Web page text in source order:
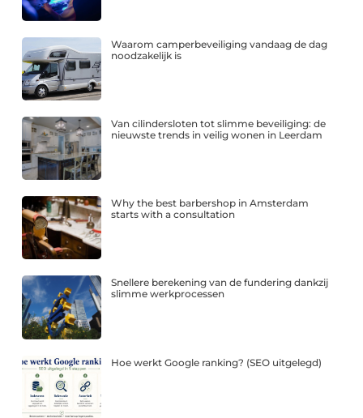
Waarom camperbeveiliging vandaag de dag
noodzakelijk is
Van cilindersloten tot slimme beveiliging: de
nieuwste trends in veilig wonen in Leerdam
Why the best barbershop in Amsterdam
starts with a consultation
Snellere berekening van de fundering dankzij
slimme werkprocessen
Hoe werkt Google ranking? (SEO uitgelegd)